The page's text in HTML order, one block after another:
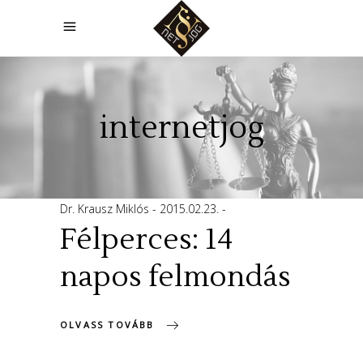
internetjog
Dr. Krausz Miklós 2015.02.23.
Félperces: 14
napos felmondás
OLVASS TOVÁBB